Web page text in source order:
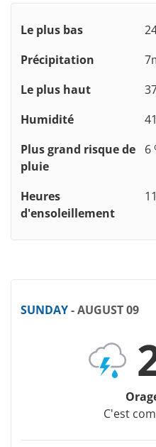
Le plus bas
Précipitation
Le plus haut
Humidité
Plus grand risque de
pluie
6
Heures
d'ensoleillement
SUNDAY- AUGUST 09
C'est